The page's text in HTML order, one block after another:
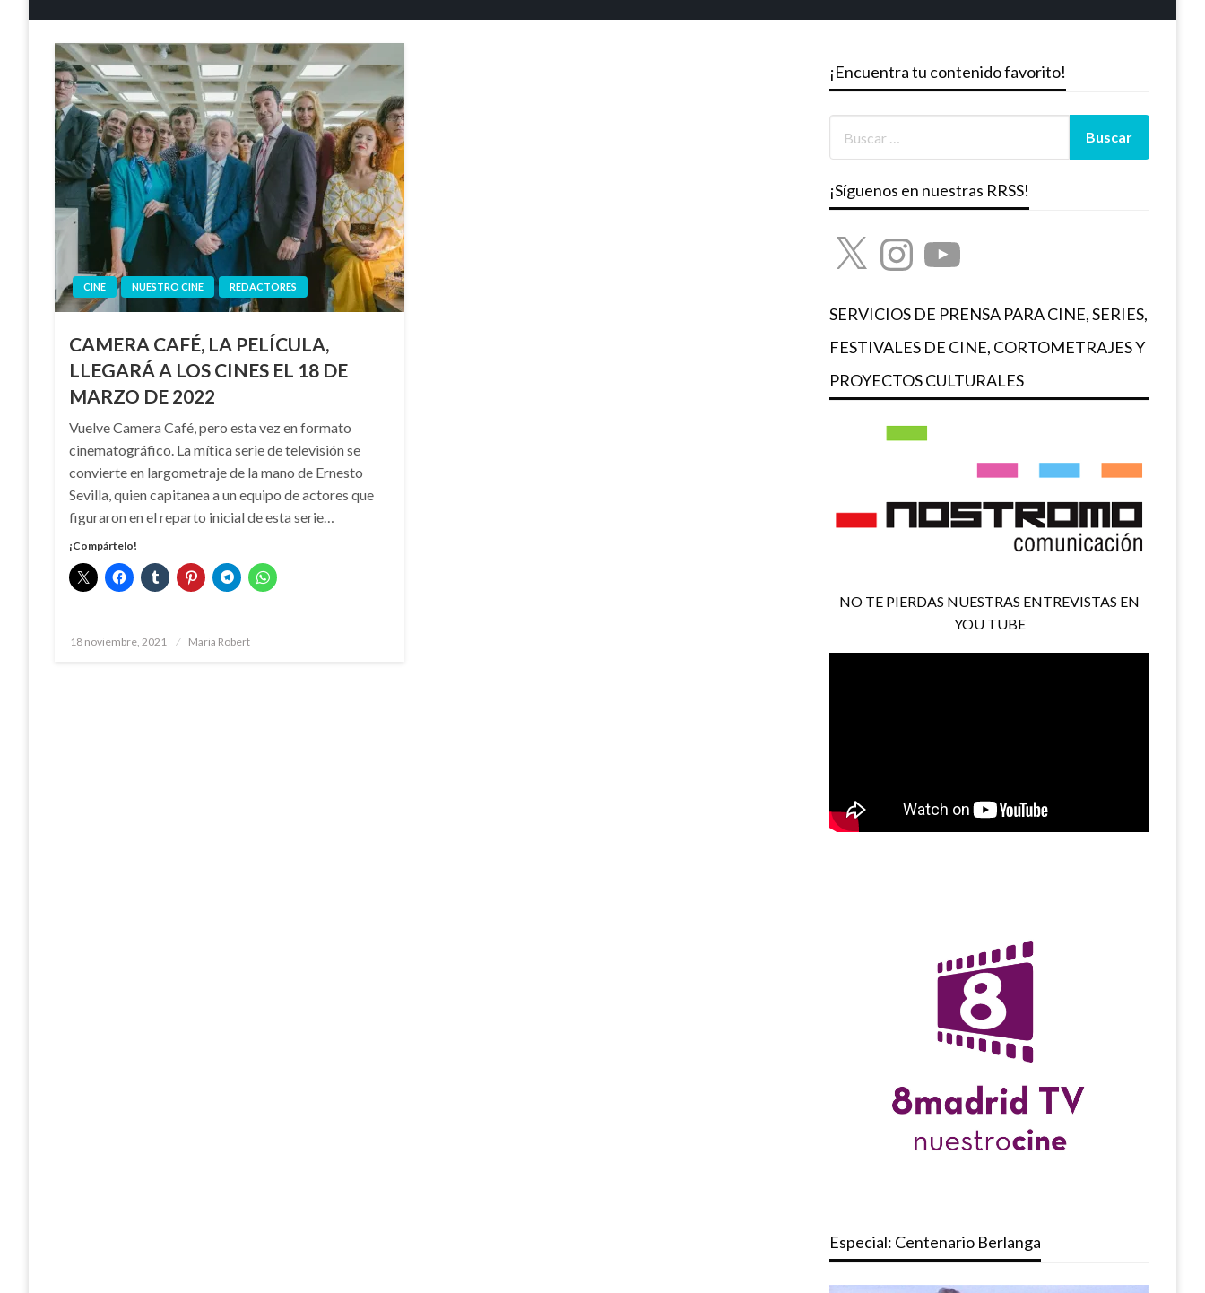
CINE NUESTRO CINE REDACTORES
CAMERA CAFÉ, LA PELÍCULA,
LLEGARÁ A LOS CINES EL 18 DE
MARZO DE 2022
Vuelve Camera Café, pero esta vez en formato
cinematográfico. La mítica serie de televisión se
convierte en largometraje de la mano de Ernesto
Sevilla, quien capitanea a un equipo de actores que
figuraron en el reparto inicial de esta serie…
¡Compártelo!
Publicado
18 noviembre, 2021 Maria Robert
¡Encuentra tu contenido favorito!
¡Síguenos en nuestras RRSS!
X InstagramYouTube
SERVICIOS DE PRENSA PARA CINE, SERIES,
FESTIVALES DE CINE, CORTOMETRAJES Y
PROYECTOS CULTURALES
NO TE PIERDAS NUESTRAS ENTREVISTAS EN
YOU TUBE
Especial: Centenario Berlanga